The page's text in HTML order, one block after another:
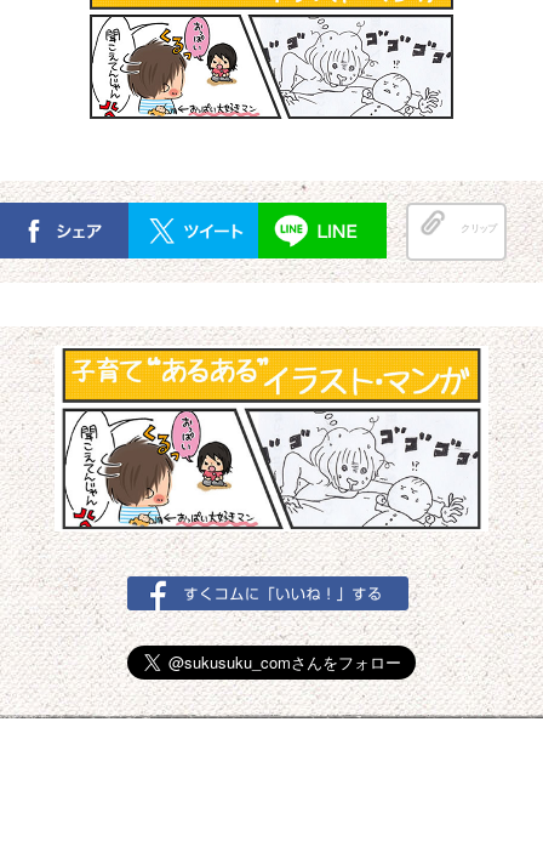
クリップ